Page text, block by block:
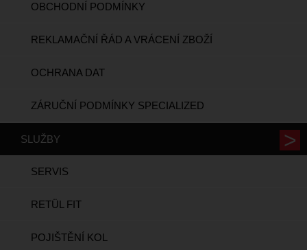
OBCHODNÍ PODMÍNKY
REKLAMAČNÍ ŘÁD A VRÁCENÍ ZBOŽÍ
OCHRANA DAT
ZÁRUČNÍ PODMÍNKY SPECIALIZED
SLUŽBY
SERVIS
RETÜL FIT
POJIŠTĚNÍ KOL